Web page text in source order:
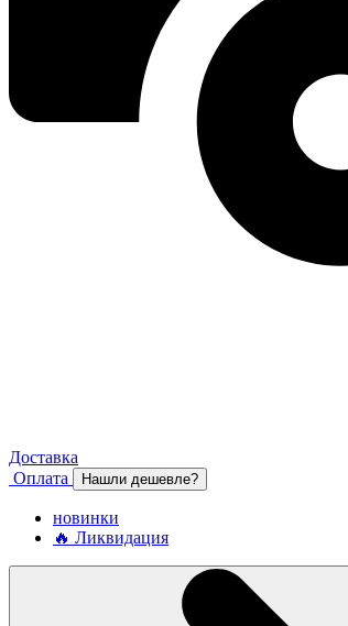
Доставка
Оплата
Нашли дешевле?
новинки
🔥 Ликвидация